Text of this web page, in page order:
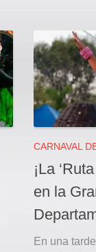
CARNAVAL
¡La
en la
En una